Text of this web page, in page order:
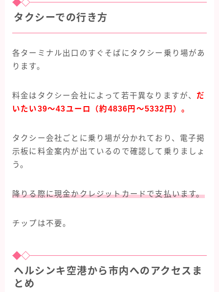
タクシーでの行き方
各ターミナル出口のすぐそばにタクシー乗り場があ
ります。
料金はタクシー会社によって若干異なりますが、 だ
いたい39〜43ユーロ（約4836円〜5332円） 。
タクシー会社ごとに乗り場が分かれており、電子掲
示板に料金案内が出ているので確認して乗りましょ
う。
降りる際に現金かクレジットカードで支払います。
チップは不要。
ヘルシンキ空港から市内へのアクセスま
とめ